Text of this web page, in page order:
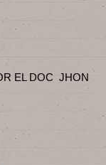
EL DOC JHON